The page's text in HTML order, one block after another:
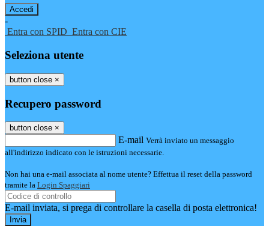
-
Entra con SPID Entra con CIE
Seleziona utente
button close ×
Recupero password
button close ×
E-mail Verrà inviato un messaggio
all'indirizzo indicato con le istruzioni necessarie.
Non hai una e-mail associata al nome utente? Effettua il reset della password
tramite la Login Spaggiari
E-mail inviata, si prega di controllare la casella di posta elettronica!